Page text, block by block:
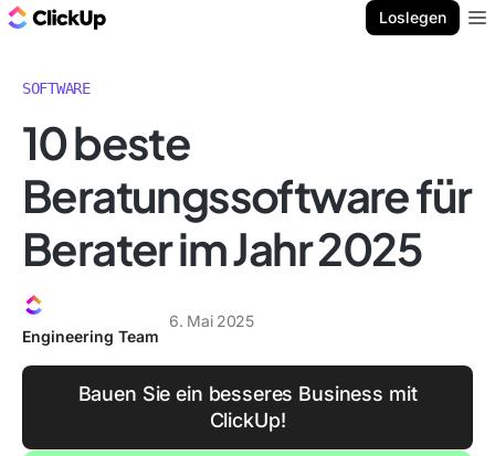
Loslegen
SOFTWARE
10 beste
Beratungssoftware für
Berater im Jahr 2025
Engineering Team
6. Mai 2025
Bauen Sie ein besseres Business mit
ClickUp!